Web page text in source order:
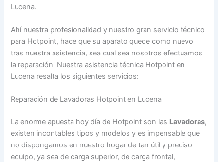
Lucena.
Ahí nuestra profesionalidad y nuestro gran servicio técnico
para Hotpoint, hace que su aparato quede como nuevo
tras nuestra asistencia, sea cual sea nosotros efectuamos
la reparación. Nuestra asistencia técnica Hotpoint en
Lucena resalta los siguientes servicios:
Reparación de Lavadoras Hotpoint en Lucena
La enorme apuesta hoy día de Hotpoint son las Lavadoras,
existen incontables tipos y modelos y es impensable que
no dispongamos en nuestro hogar de tan útil y preciso
equipo, ya sea de carga superior, de carga frontal,